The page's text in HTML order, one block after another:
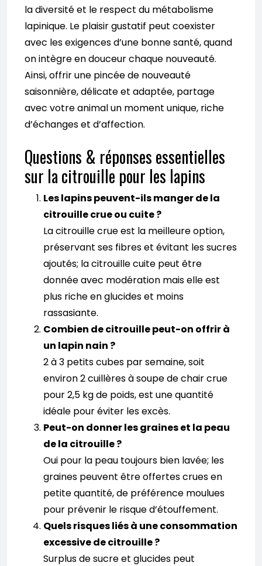
la diversité et le respect du métabolisme
lapinique. Le plaisir gustatif peut coexister
avec les exigences d’une bonne santé, quand
on intègre en douceur chaque nouveauté.
Ainsi, offrir une pincée de nouveauté
saisonnière, délicate et adaptée, partage
avec votre animal un moment unique, riche
d’échanges et d’affection.
Questions & réponses essentielles
sur la citrouille pour les lapins
Les lapins peuvent-ils manger de la
citrouille crue ou cuite ?
La citrouille crue est la meilleure option,
préservant ses fibres et évitant les sucres
ajoutés; la citrouille cuite peut être
donnée avec modération mais elle est
plus riche en glucides et moins
rassasiante.
Combien de citrouille peut-on offrir à
un lapin nain ?
2 à 3 petits cubes par semaine, soit
environ 2 cuillères à soupe de chair crue
pour 2,5 kg de poids, est une quantité
idéale pour éviter les excès.
Peut-on donner les graines et la peau
de la citrouille ?
Oui pour la peau toujours bien lavée; les
graines peuvent être offertes crues en
petite quantité, de préférence moulues
pour prévenir le risque d’étouffement.
Quels risques liés à une consommation
excessive de citrouille ?
Surplus de sucre et glucides peut